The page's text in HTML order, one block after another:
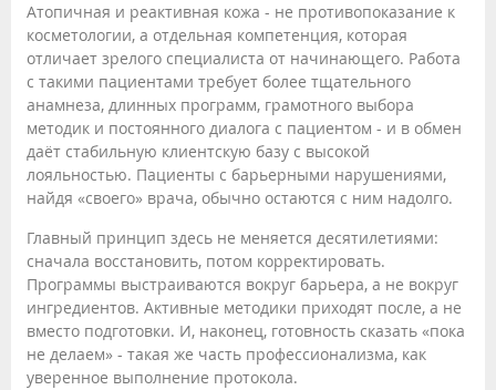
Атопичная и реактивная кожа - не противопоказание к
косметологии, а отдельная компетенция, которая
отличает зрелого специалиста от начинающего. Работа
с такими пациентами требует более тщательного
анамнеза, длинных программ, грамотного выбора
методик и постоянного диалога с пациентом - и в обмен
даёт стабильную клиентскую базу с высокой
лояльностью. Пациенты с барьерными нарушениями,
найдя «своего» врача, обычно остаются с ним надолго.
Главный принцип здесь не меняется десятилетиями:
сначала восстановить, потом корректировать.
Программы выстраиваются вокруг барьера, а не вокруг
ингредиентов. Активные методики приходят после, а не
вместо подготовки. И, наконец, готовность сказать «пока
не делаем» - такая же часть профессионализма, как
уверенное выполнение протокола.